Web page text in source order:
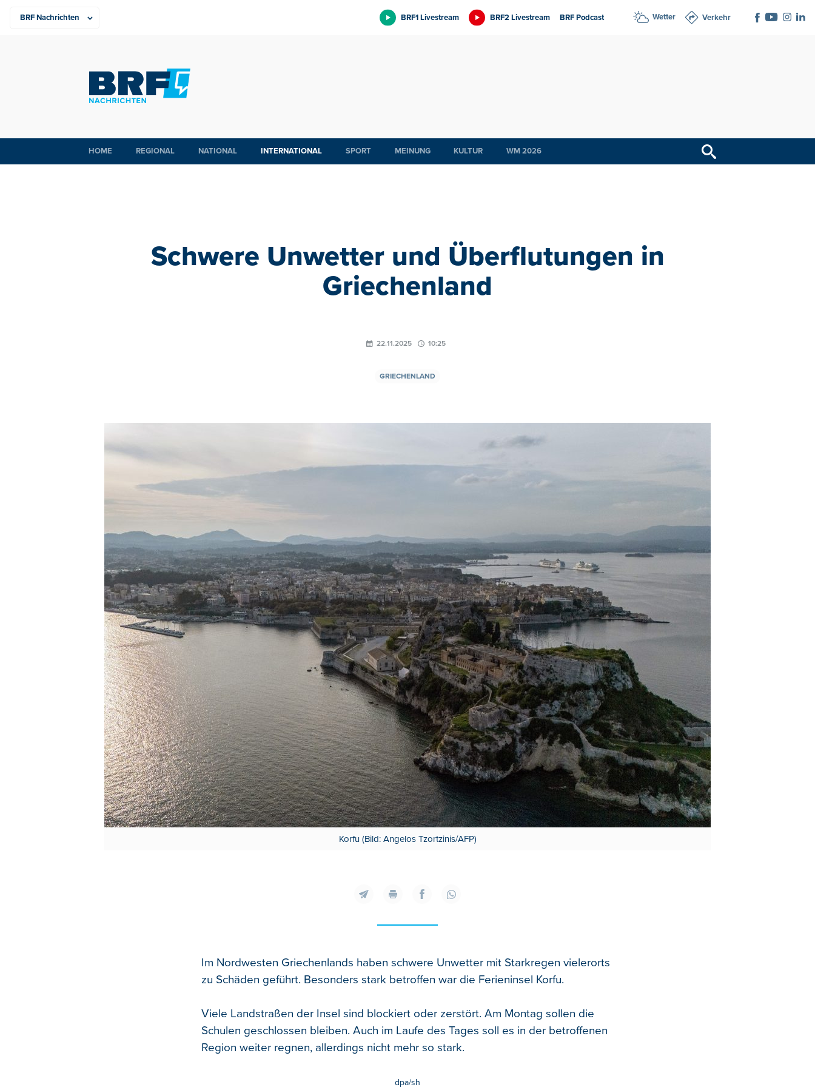
BRF1 Livestream BRF2 Livestream BRF Podcast Wetter Verkehr
HOME REGIONAL NATIONAL INTERNATIONAL SPORT MEINUNG KULTUR WM 2026
Schwere Unwetter und Überflutungen in
Griechenland
22.11.2025 10:25
GRIECHENLAND
Korfu (Bild: Angelos Tzortzinis/AFP)
Im Nordwesten Griechenlands haben schwere Unwetter mit Starkregen vielerorts
zu Schäden geführt. Besonders stark betroffen war die Ferieninsel Korfu.
Viele Landstraßen der Insel sind blockiert oder zerstört. Am Montag sollen die
Schulen geschlossen bleiben. Auch im Laufe des Tages soll es in der betroffenen
Region weiter regnen, allerdings nicht mehr so stark.
dpa/sh